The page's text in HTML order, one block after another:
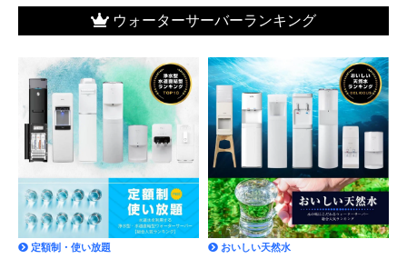
ウォーターサーバーランキング
定額制・使い放題 おいしい天然水